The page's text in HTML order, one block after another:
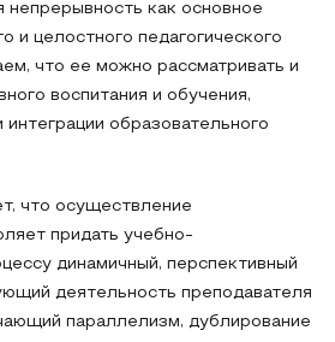
непрерывность как основное
и целостного педагогического
что ее можно рассматривать и
воспитания и обучения,
интеграции образовательного
что осуществление
придать учебно-
динамичный, перспективный
деятельность преподавателя
параллелизм, дублирование